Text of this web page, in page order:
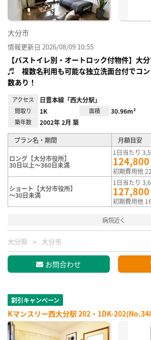
大分市
情報更新日 2026/08/09 10:55
【バストイレ別・オートロック付物件】大
♬ 複数名利用も可能な独立洗面台付でコン
数あり！
アクセス 日豊本線「西大分駅」
間取り 1K 面積 30.96m²
築年数 2002年 2月 築
プラン名・期間 月額目安
ロング【大分市役所】
30日以上～360日未満
1日当たり
124,800
初期費用他
ショート【大分市役所】
～30日未満
1日当たり
127,800
初期費用他
病院近く
大分県 大分市
お問合わせ
割引キャンペーン
Kマンスリー西大分駅 202・1DK-